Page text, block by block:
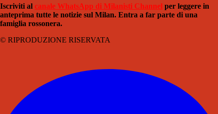
Iscriviti al canale WhatsApp di Milanisti Channel per leggere in
anteprima tutte le notizie sul Milan. Entra a far parte di una
famiglia rossonera.
© RIPRODUZIONE RISERVATA